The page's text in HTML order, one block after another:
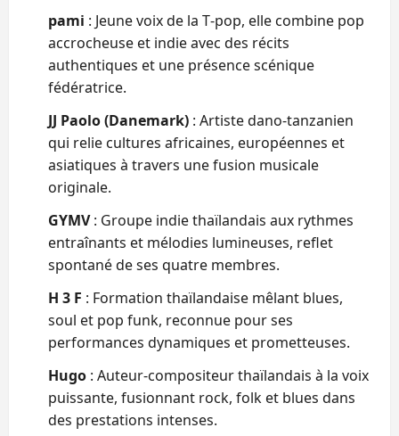
pami : Jeune voix de la T‑pop, elle combine pop
accrocheuse et indie avec des récits
authentiques et une présence scénique
fédératrice.
JJ Paolo (Danemark) : Artiste dano‑tanzanien
qui relie cultures africaines, européennes et
asiatiques à travers une fusion musicale
originale.
GYMV: Groupe indie thaïlandais aux rythmes
entraînants et mélodies lumineuses, reflet
spontané de ses quatre membres.
H 3 F : Formation thaïlandaise mêlant blues,
soul et pop funk, reconnue pour ses
performances dynamiques et prometteuses.
Hugo : Auteur-compositeur thaïlandais à la voix
puissante, fusionnant rock, folk et blues dans
des prestations intenses.